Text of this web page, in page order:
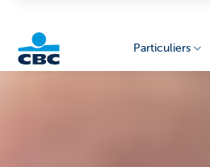
Particuliers